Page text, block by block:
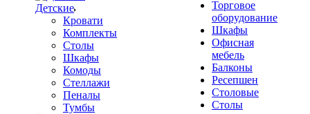
Детские
Кровати
Комплекты
Столы
Шкафы
Комоды
Стеллажи
Пеналы
Тумбы
Торговое
оборудование
Шкафы
Офисная
мебель
Балконы
Ресепшен
Столовые
Столы